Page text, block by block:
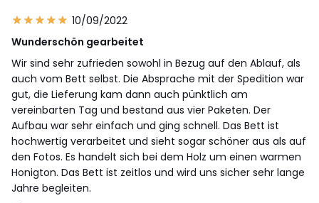
10/09/2022
Wunderschön gearbeitet
Wir sind sehr zufrieden sowohl in Bezug auf den Ablauf, als
auch vom Bett selbst. Die Absprache mit der Spedition war
gut, die Lieferung kam dann auch pünktlich am
vereinbarten Tag und bestand aus vier Paketen. Der
Aufbau war sehr einfach und ging schnell. Das Bett ist
hochwertig verarbeitet und sieht sogar schöner aus als auf
den Fotos. Es handelt sich bei dem Holz um einen warmen
Honigton. Das Bett ist zeitlos und wird uns sicher sehr lange
Jahre begleiten.